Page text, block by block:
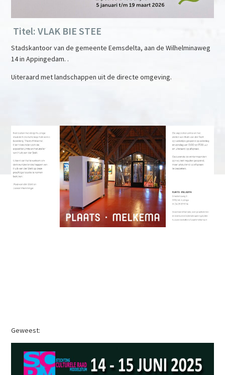
Titel: VLAK BIE STEE
Stadskantoor van de gemeente Eemsdelta, aan de Wilhelminaweg
14 in Appingedam. .
Uiteraard met landschappen uit de directe omgeving.
Geweest: